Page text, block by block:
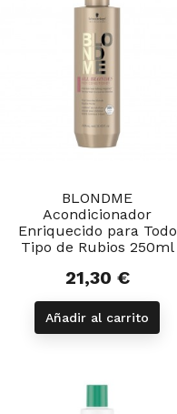
BLONDME
Acondicionador
Enriquecido para Todo
Tipo de Rubios 250ml
Precio
21,30 €
Añadir al carrito